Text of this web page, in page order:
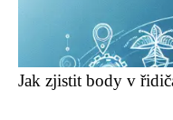
Jak zjistit body v